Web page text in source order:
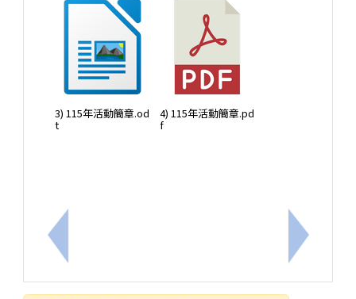
上一筆：公告本校115年度暑假服務學習計畫
3) 115年活動簡章.od
t
4) 115年活動簡章.pd
f
下一筆：